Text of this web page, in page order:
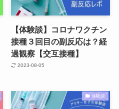
【体験談】コロナワクチン
接種３回目の副反応は？経
過観察【交互接種】
2023-08-05
体験談